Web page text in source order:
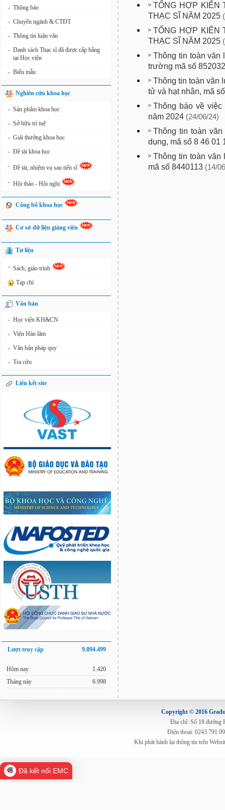
» Thông báo
» Chuyên ngành & CTĐT
» Thông tin luận văn
» Danh sách Thạc sĩ đã được cấp bằng
tại Học viện
» Biểu mẫu
Nghiên cứu khoa học
» Sản phẩm khoa học
» Sở hữu trí tuệ
» Giải thưởng khoa học
» Đề tài khoa học
» Đề tài, nhiệm vụ sau tiến sĩ
» Hội thảo - Hội nghị
Công bố khoa học
Cơ sở dữ liệu giảng viên
Tư liệu
» Sách, giáo trình
Tạp chí
Văn bản
» Học viện KH&CN
» Viện Hàn lâm
» Văn bản pháp quy
» Tra cứu
Liên kết site
Lượt truy cập 9.894.499
Hôm nay
Tháng này
1.420
6.998
TỔNG HỢP KIẾN
THẠC SĨ NĂM 2025
TỔNG HỢP KIẾN
THẠC SĨ NĂM 2025
Thông tin toàn văn
trường mã số
Thông tin toàn văn
tử và hạt nhân, mã
Thông báo về
năm 2024 (24/06/24)
Thông tin toàn
dụng, mã số 8 46 01
Thông tin toàn văn
mã số 8440113 (14/
Copyright © 2016
Địa chỉ: Số 18 đường
Điện thoại:
Khi phát hành lại thông tin trên
Đã kết nối EMC